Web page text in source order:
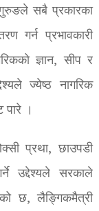
सबै प्रकारका
गर्न प्रभावकारी
ज्ञान, सीप र
ज्येष्ठ नागरिक
पारे ।
प्रथा, छाउपडी
उद्देश्यले सरकाले
छ, लैङ्गिकमैत्री